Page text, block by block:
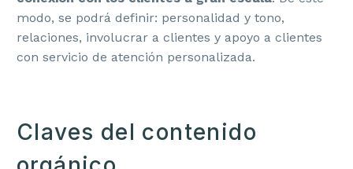
modo, se podrá definir: personalidad y tono,
relaciones, involucrar a clientes y apoyo a clientes
con servicio de atención personalizada.
Claves del contenido